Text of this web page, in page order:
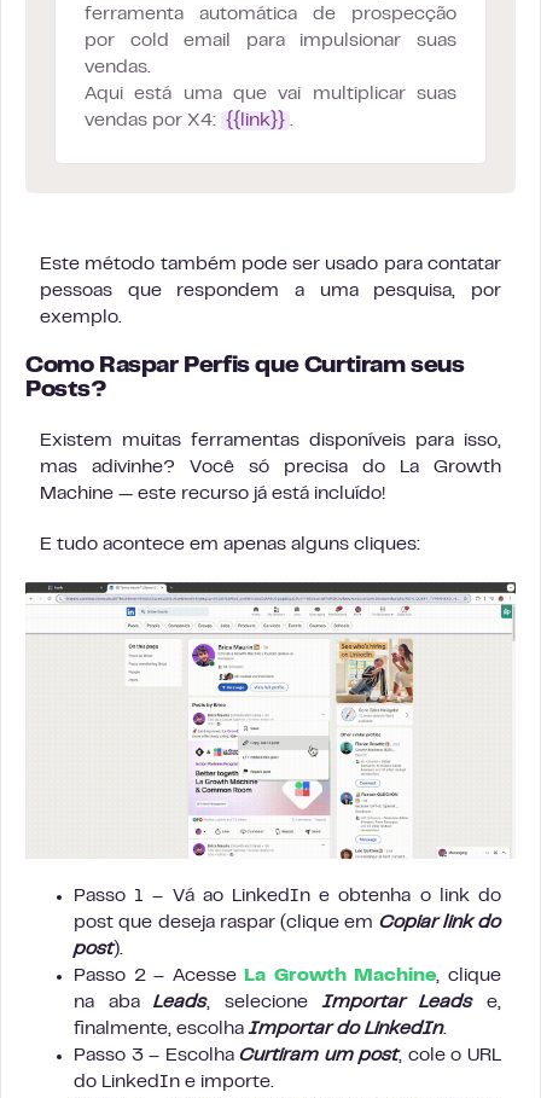
ferramenta automática de prospecção
por cold email para impulsionar suas
vendas.
Aqui está uma que vai multiplicar suas
vendas por X4: {{link}} .
Este método também pode ser usado para contatar
pessoas que respondem a uma pesquisa, por
exemplo.
Como Raspar Perfis que Curtiram seus
Posts?
Existem muitas ferramentas disponíveis para isso,
mas adivinhe? Você só precisa do La Growth
Machine — este recurso já está incluído!
E tudo acontece em apenas alguns cliques:
Passo 1 – Vá ao LinkedIn e obtenha o link do
post que deseja raspar (clique em Copiar link do
post).
Passo 2 – Acesse
La Growth Machine , clique
na abaLeads, selecione Importar Leadse,
finalmente, escolha Importar do LinkedIn.
Passo 3 – EscolhaCurtiram um post, cole o URL
do LinkedIn e importe.